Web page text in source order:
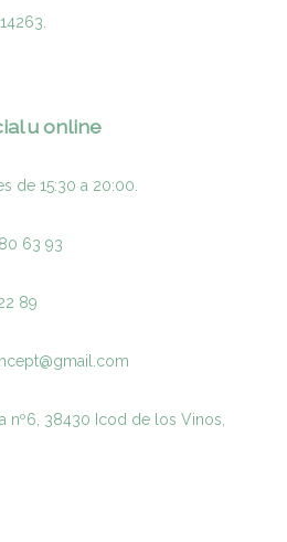
u online
de 15:30 a 20:00.
63 93
89
nº6, 38430 Icod de los Vinos,